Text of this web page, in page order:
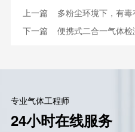
上一篇 多粉尘环境下，有毒有害气体
下一篇 便携式二合一气体检测
专业气体工程师
24小时在线服务